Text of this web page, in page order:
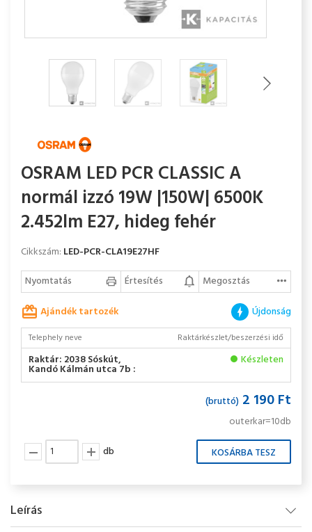
OSRAM LED PCR CLASSIC A
normál izzó 19W |150W| 6500K
2.452lm E27, hideg fehér
Cikkszám: LED-PCR-CLA19E27HF
Nyomtatás
Értesítés
Megosztás
Ajándék tartozék
Újdonság
Telephely neve Raktárkészlet/beszerzési idő
Raktár: 2038 Sóskút,
Kandó Kálmán utca 7b :
Készleten
(bruttó) 2 190 Ft
outerkar=10db
db
Leírás